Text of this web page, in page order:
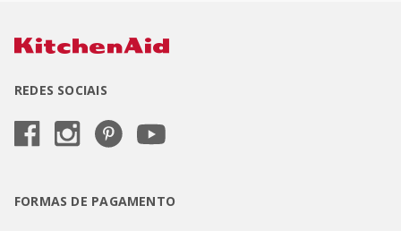
REDES SOCIAIS
FORMAS DE PAGAMENTO